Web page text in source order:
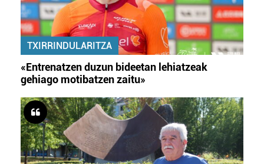
TXIRRINDULARITZA
«Entrenatzen duzun bideetan lehiatzeak
gehiago motibatzen zaitu»